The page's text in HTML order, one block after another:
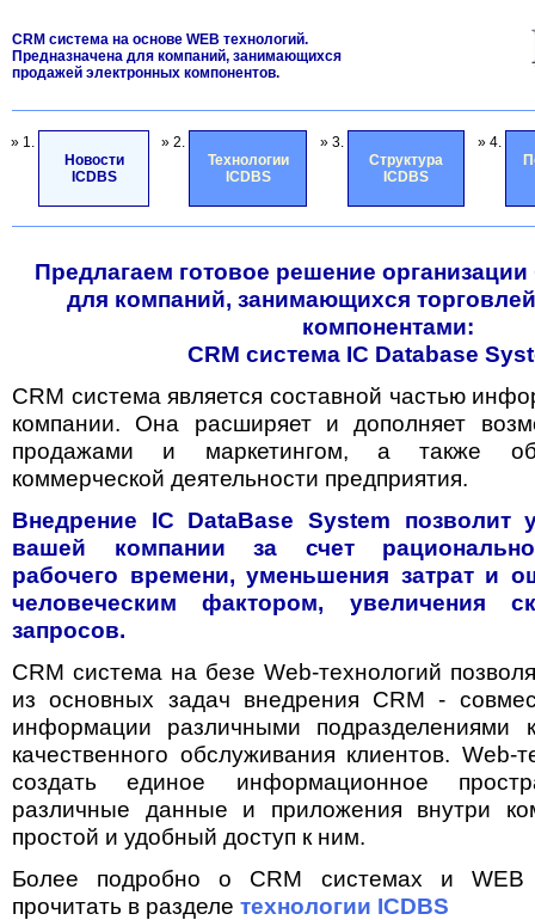
CRM система на основе WEB технологий.
Предназначена для компаний, занимающихся
продажей электронных компонентов.
» 1.
Новости
ICDBS
» 2.
Технологии
ICDBS
» 3.
Структура
ICDBS
» 4.
Предлагаем готовое решение
для компаний, занимающихся
компонентами:
CRM система IC Database
CRM система является составной частью
компании. Она расширяет и дополняет
продажами и маркетингом, а также
коммерческой деятельности предприятия.
Внедрение IC DataBase System позволит
вашей компании за счет
рабочего времени, уменьшения затрат и
человеческим фактором, увеличения
запросов.
CRM система на безе Web-технологий
из основных задач внедрения CRM -
информации различными подразделениями
качественного обслуживания клиентов. Web-
создать единое информационное
различные данные и приложения внутри
простой и удобный доступ к ним.
Более подробно о CRM системах и WEB
прочитать в разделе технологии ICDBS